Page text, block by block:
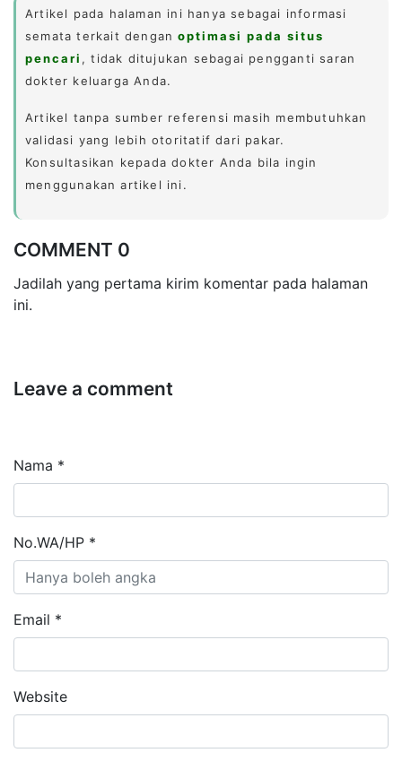
Artikel pada halaman ini hanya sebagai informasi
semata terkait denganoptimasi pada situs
pencari , tidak ditujukan sebagai pengganti saran
dokter keluarga Anda.
Artikel tanpa sumber referensi masih membutuhkan
validasi yang lebih otoritatif dari pakar.
Konsultasikan kepada dokter Anda bila ingin
menggunakan artikel ini.
COMMENT 0
Jadilah yang pertama kirim komentar pada halaman
ini.
Leave a comment
Nama *
No.WA/HP *
Email *
Website